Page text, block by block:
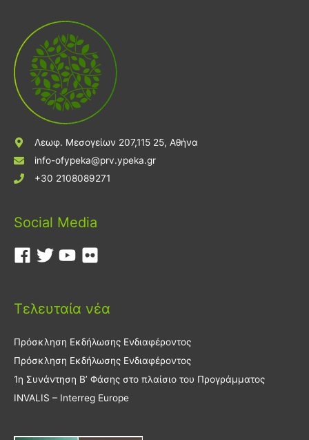
Λεωφ. Μεσογείων 207,115 25, Αθήνα
info-ofypeka@prv.ypeka.gr
+30 2108089271
Social Media
Τελευταία νέα
Πρόσκληση Εκδήλωσης Ενδιαφέροντος
Πρόσκληση Εκδήλωσης Ενδιαφέροντος
1η Συνάντηση Β’ Φάσης στο πλαίσιο του Προγράμματος
INVALIS – Interreg Europe